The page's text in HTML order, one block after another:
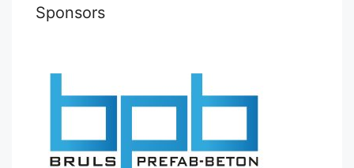
Sponsors